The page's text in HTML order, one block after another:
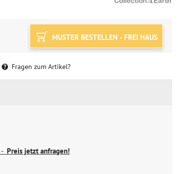
MUSTER BESTELLEN - FREI HAUS
Fragen zum Artikel?
- Preis jetzt anfragen!